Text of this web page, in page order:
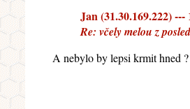
Jan (31.30.169.222) ---
Re: včely melou z
A nebylo by lepsi krmit hned ?